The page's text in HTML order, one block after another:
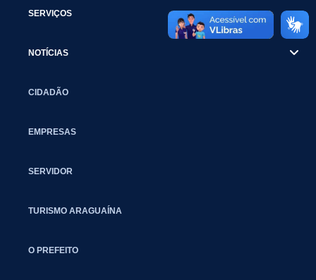
SERVIÇOS
NOTÍCIAS
CIDADÃO
EMPRESAS
SERVIDOR
TURISMO ARAGUAÍNA
O PREFEITO